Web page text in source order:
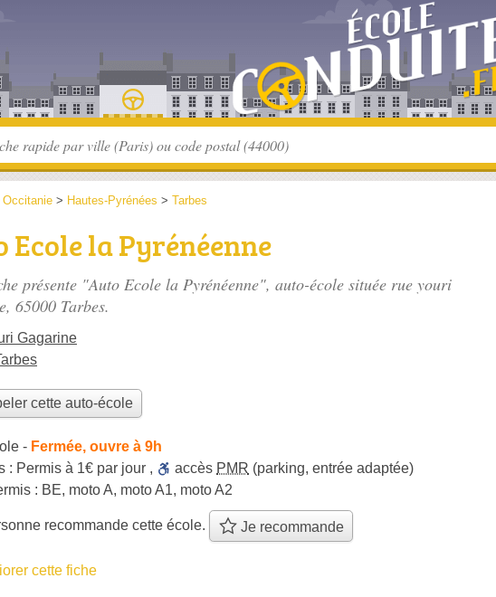
Occitanie > Hautes-Pyrénées > Tarbes
Ecole la Pyrénéenne
présente "Auto Ecole la Pyrénéenne", auto-école située rue youri
, 65000 Tarbes.
Gagarine
cette auto-école
- Fermée, ouvre à 9h
: Permis à 1€ par jour , accès PMR (parking, entrée adaptée)
: BE, moto A, moto A1, moto A2
recommande cette école. Je recommande
cette fiche